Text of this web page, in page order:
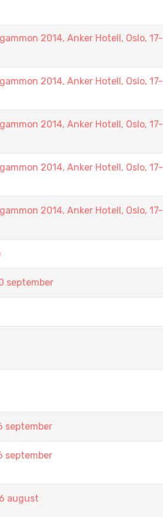
2014, Anker Hotell, Oslo, 17-
2014, Anker Hotell, Oslo, 17-
2014, Anker Hotell, Oslo, 17-
2014, Anker Hotell, Oslo, 17-
2014, Anker Hotell, Oslo, 17-
september
september
september
august